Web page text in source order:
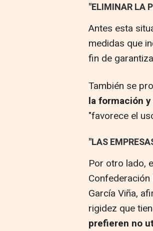
"ELIMINAR LA
Antes esta
medidas que
fin de
También se
la formación
"favorece el
"LAS
Por otro lado,
García Viña,
rigidez que
prefieren no